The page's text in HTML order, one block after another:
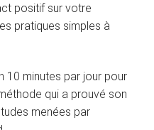
positif sur votre
pratiques simples à
10 minutes par jour pour
qui a prouvé son
menées par